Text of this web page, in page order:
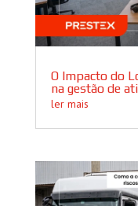
O Impacto do
na gestão de
ler mais